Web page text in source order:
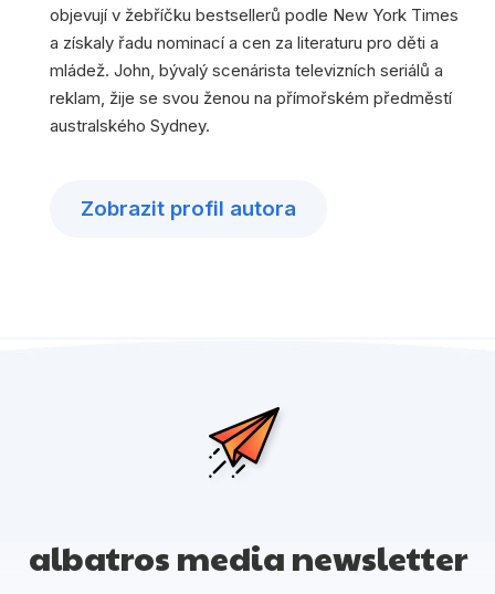
objevují v žebříčku bestsellerů podle New York Times
a získaly řadu nominací a cen za literaturu pro děti a
mládež. John, bývalý scenárista televizních seriálů a
reklam, žije se svou ženou na přímořském předměstí
australského Sydney.
Zobrazit profil autora
albatros media newsletter